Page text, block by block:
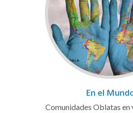
En el
Comunidades Oblatas en